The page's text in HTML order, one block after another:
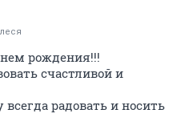
рождения!!!
счастливой и
радовать и носить